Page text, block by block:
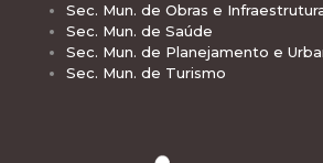
Sec. Mun. de Obras e
Sec. Mun. de Saúde
Sec. Mun. de Planejamento e
Sec. Mun. de Turismo